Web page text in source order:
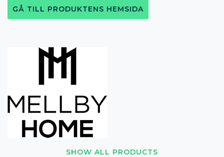
SHOW ALL PRODUCTS
GÅ TILL PRODUKTENS HEMSIDA